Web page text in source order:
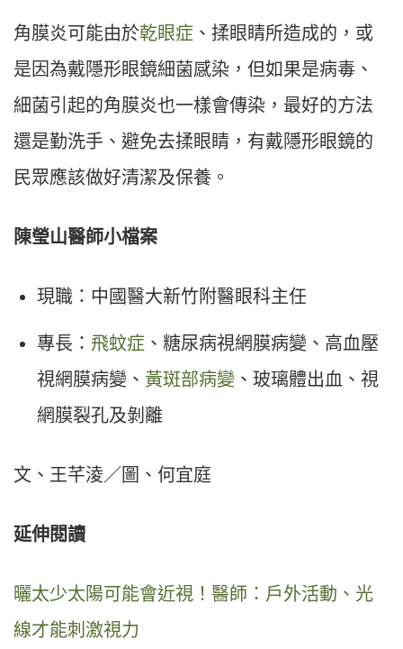
角膜炎可能由於乾眼症 、揉眼睛所造成的，或
是因為戴隱形眼鏡細菌感染，但如果是病毒、
細菌引起的角膜炎也一樣會傳染，最好的方法
還是勤洗手、避免去揉眼睛，有戴隱形眼鏡的
民眾應該做好清潔及保養。
陳瑩山醫師小檔案
現職： 中國醫大新竹附醫眼科主任
專長： 飛蚊症 、糖尿病視網膜病變、高血壓
視網膜病變、 黃斑部病變 、玻璃體出血、視
網膜裂孔及剝離
文、王芊淩／圖、何宜庭
延伸閱讀
曬太少太陽可能會近視！醫師：戶外活動、光
線才能刺激視力